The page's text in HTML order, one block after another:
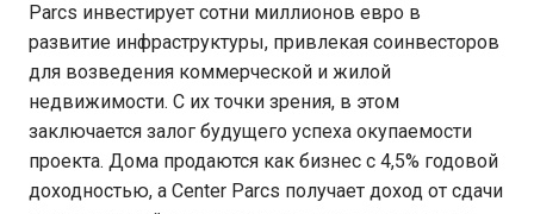
Parcs инвестирует сотни миллионов евро в
развитие инфраструктуры, привлекая соинвесторов
для возведения коммерческой и жилой
недвижимости. С их точки зрения, в этом
заключается залог будущего успеха окупаемости
проекта. Дома продаются как бизнес с 4,5% годовой
доходностью, а Center Parcs получает доход от сдачи